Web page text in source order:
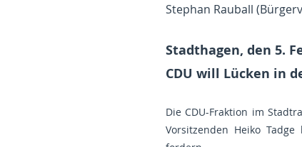
Stephan Rauball
Stadthagen, den 5.
CDU will Lücken in
Die CDU-Fraktion im
Vorsitzenden Heiko